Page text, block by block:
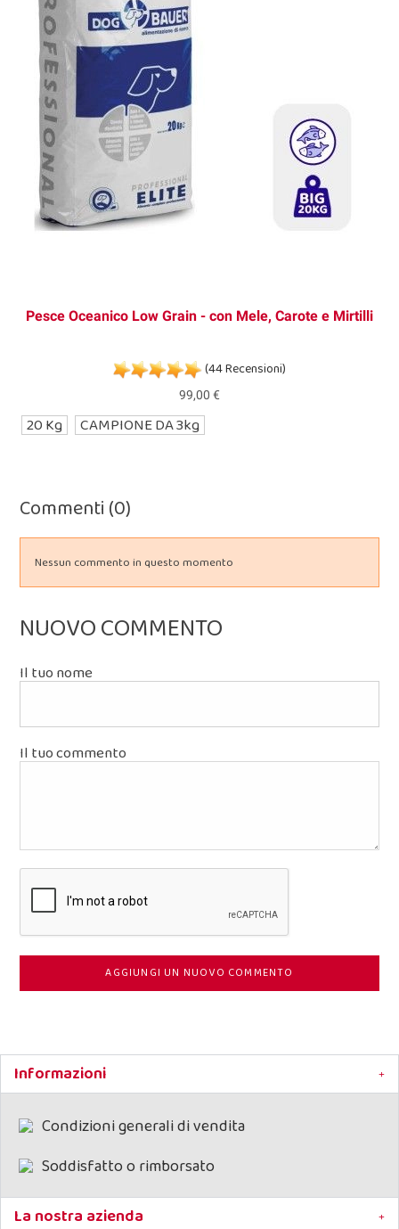
Pesce Oceanico Low Grain - con Mele, Carote e Mirtilli
(44 Recensioni)
99,00 €
20 Kg CAMPIONE DA 3kg
Commenti (0)
Nessun commento in questo momento
NUOVO COMMENTO
Il tuo nome
Il tuo commento
AGGIUNGI UN NUOVO COMMENTO
Informazioni
Condizioni generali di vendita
Soddisfatto o rimborsato
La nostra azienda